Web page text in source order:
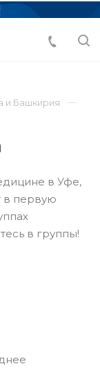
и Башкирия
в Уфе,
в первую
в группы!